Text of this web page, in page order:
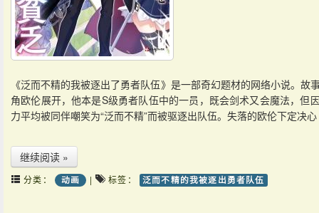
《泛而不精的我被逐出了勇者队伍》是一部奇幻题材的网络小说。故
角欧伦展开，他本是S级勇者队伍中的一员，既会剑术又会魔法，但
力平均被同伴嘲笑为“泛而不精”而被驱逐出队伍。失落的欧伦下定决心
继续阅读 »
分类： 动画 | 标签： 泛而不精的我被逐出勇者队伍